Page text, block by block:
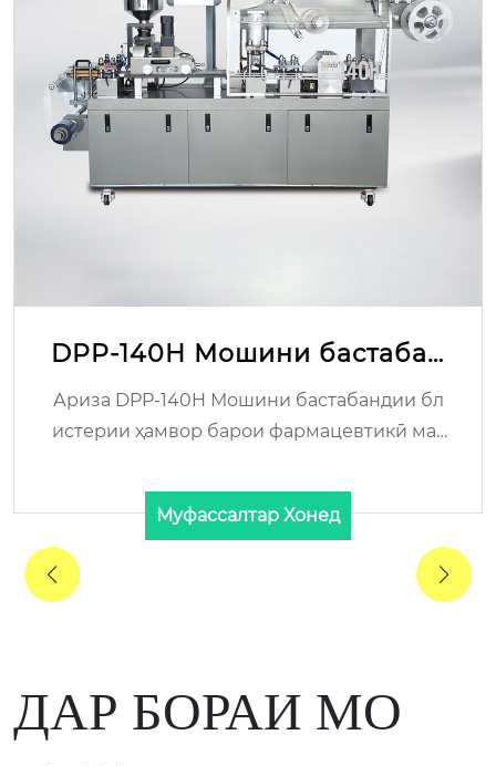
TIO2 капсулаи желатини рой
Баррасии Ҷои пайдоиш: Чжэцзян, Чин Н
оми бренд: KELAIYA/RENHE Ашёи хом: ХАЛ
Муфассалтар Хонед
ДАР БОРАИ МО